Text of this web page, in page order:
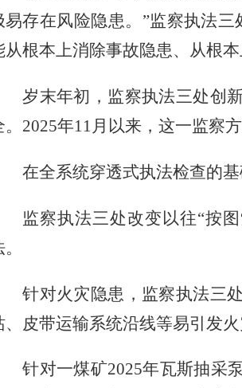
易存在风险隐患。”监察执法
从根本上消除事故隐患、从根
岁末年初，监察执法三处创
2025年11月以来，这一监察
在全系统穿透式执法检查的
监察执法三处改变以往“按
针对火灾隐患，监察执法三
、皮带运输系统沿线等易引发
针对一煤矿2025年瓦斯抽采